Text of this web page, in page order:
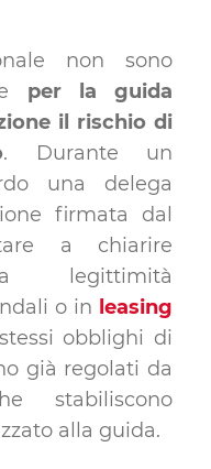
non sono
per la guida
il rischio di
. Durante un
una delega
firmata dal
a chiarire
legittimità
o in leasing
obblighi di
già regolati da
stabiliscono
alla guida.